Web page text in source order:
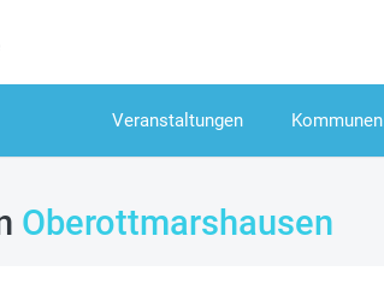
Kommunen
Veranstaltungen
Oberottmarshausen